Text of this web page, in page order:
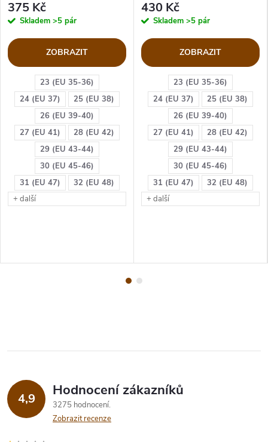
23 (EU 35-36)
24 (EU 37)
25 (EU 38)
26 (EU 39-40)
27 (EU 41)
28 (EU 42)
29 (EU 43-44)
30 (EU 45-46)
31 (EU 47)
32 (EU 48)
+ další
375 Kč
Skladem >5 pár
ZOBRAZIT
23 (EU 35-36)
24 (EU 37)
25 (EU 38)
26 (EU 39-40)
27 (EU 41)
28 (EU 42)
29 (EU 43-44)
30 (EU 45-46)
31 (EU 47)
32 (EU 48)
+ další
430 Kč
Skladem >5 pár
ZOBRAZIT
4,9 Hodnocení zákazníků
3275 hodnocení
Zobrazit recenze